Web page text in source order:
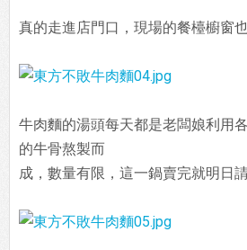
真的走進店門口，現場的餐檯櫥窗
牛肉麵的湯頭每天都是老闆娘利用
的牛骨熬製而
成，數量有限，這一鍋賣完就明日